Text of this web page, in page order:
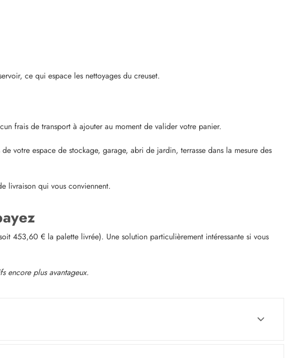
ce qui espace les nettoyages du creuset.
frais de transport à ajouter au moment de valider votre panier.
votre espace de stockage, garage, abri de jardin, terrasse dans la mesure des
livraison qui vous conviennent.
453,60 € la palette livrée). Une solution particulièrement intéressante si vous
encore plus avantageux.